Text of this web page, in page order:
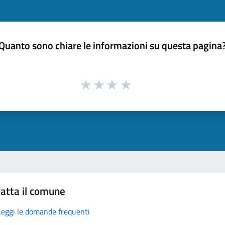
sono chiare le informazioni su questa
il comune
le domande frequenti